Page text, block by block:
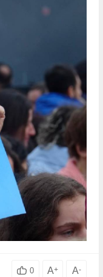
0 A+ A-